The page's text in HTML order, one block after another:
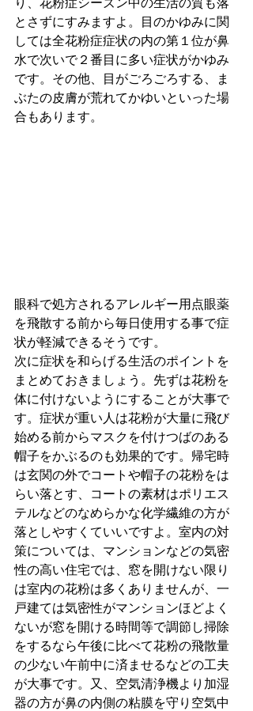
とさずにすみますよ。目のかゆみに関
しては全花粉症症状の内の第１位が鼻
水で次いで２番目に多い症状がかゆみ
です。その他、目がごろごろする、ま
ぶたの皮膚が荒れてかゆいといった場
合もあります。
眼科で処方されるアレルギー用点眼薬
を飛散する前から毎日使用する事で症
状が軽減できるそうです。
次に症状を和らげる生活のポイントを
まとめておきましょう。先ずは花粉を
体に付けないようにすることが大事で
す。症状が重い人は花粉が大量に飛び
始める前からマスクを付けつばのある
帽子をかぶるのも効果的です。帰宅時
は玄関の外でコートや帽子の花粉をは
らい落とす、コートの素材はポリエス
テルなどのなめらかな化学繊維の方が
落としやすくていいですよ。室内の対
策については、マンションなどの気密
性の高い住宅では、窓を開けない限り
は室内の花粉は多くありませんが、一
戸建ては気密性がマンションほどよく
ないが窓を開ける時間等で調節し掃除
をするなら午後に比べて花粉の飛散量
の少ない午前中に済ませるなどの工夫
が大事です。又、空気清浄機より加湿
器の方が鼻の内側の粘膜を守り空気中